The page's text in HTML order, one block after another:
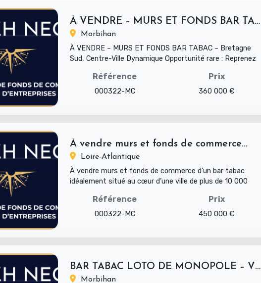
À VENDRE – MURS ET FONDS BAR TABAC –...
Morbihan
À VENDRE – MURS ET FONDS BAR TABAC – Bretagne
Sud, Centre-Ville Dynamique Opportunité rare : Reprenez
Référence
000322-MC
Prix
360 000 €
À vendre murs et fonds de commerce...
Loire-Atlantique
À vendre murs et fonds de commerce d’un bar tabac
idéalement situé au cœur d’une ville de plus de 10 000
Référence
000322-MC
Prix
450 000 €
BAR TABAC LOTO DE MONOPOLE – VILLAGE...
Morbihan